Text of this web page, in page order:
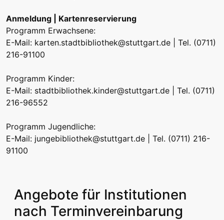
Anmeldung | Kartenreservierung
Programm Erwachsene:
E-Mail: karten.stadtbibliothek@stuttgart.de | Tel. (0711)
216-91100
Programm Kinder:
E-Mail: stadtbibliothek.kinder@stuttgart.de | Tel. (0711)
216-96552
Programm Jugendliche:
E-Mail: jungebibliothek@stuttgart.de | Tel. (0711) 216-
91100
Angebote für Institutionen
nach Terminvereinbarung